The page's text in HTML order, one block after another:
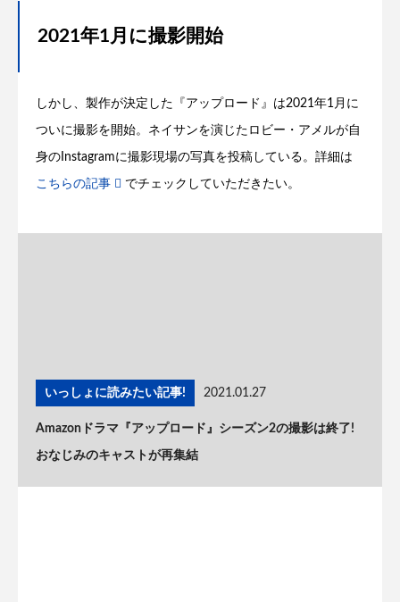
2021年1月に撮影開始
しかし、製作が決定した『アップロード』は2021年1月に
ついに撮影を開始。ネイサンを演じたロビー・アメルが自
身のInstagramに撮影現場の写真を投稿している。詳細は
こちらの記事 でチェックしていただきたい。
いっしょに読みたい記事! 2021.01.27
Amazonドラマ『アップロード』シーズン2の撮影は終了!
おなじみのキャストが再集結